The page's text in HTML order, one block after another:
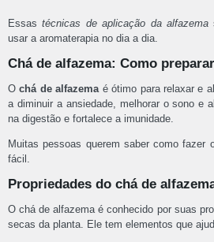
Essastécnicas de aplicação da alfazema
usar a aromaterapia no dia a dia.
Chá de alfazema: Como
Ochá de alfazema é ótimo para relaxar e
a diminuir a ansiedade, melhorar o sono e
na digestão e fortalece a imunidade.
Muitas pessoas querem saber como fazer
fácil.
Propriedades do chá de
O chá de alfazema é conhecido por suas
secas da planta. Ele tem elementos que